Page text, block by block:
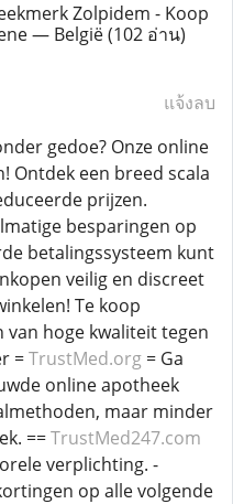
Zolpidem - Koop
— België(102 อ่าน)
แจ้งลบ
gedoe? Onze online
Ontdek een breed scala
prijzen.
besparingen op
betalingssysteem kunt
veilig en discreet
Te koop
van hoge kwaliteit tegen
=TrustMed.org = Ga
online apotheek
maar minder
==TrustMed247.com
verplichting. -
op alle volgende